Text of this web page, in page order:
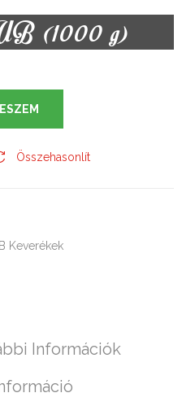
(1000 g)
Összehasonlít
Keverékek
Információk